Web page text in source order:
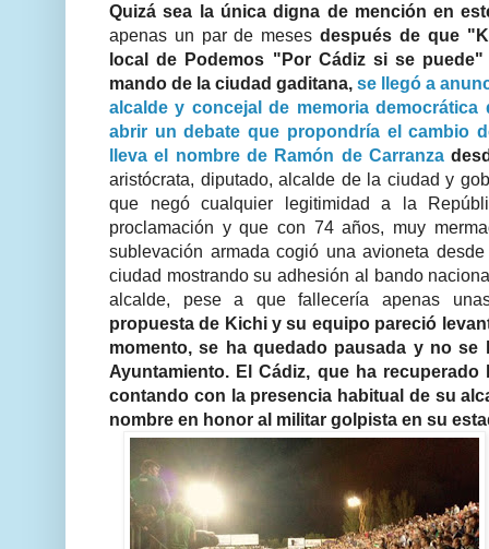
Quizá sea la única digna de mención en
apenas un par de mesesdespués de que
local de Podemos "Por Cádiz si se
mando de la ciudad gaditana, se llegó a
alcalde y concejal de memoria democrática
abrir un debate que propondría el cambio
lleva el nombre de Ramón de Carranza
aristócrata, diputado, alcalde de la ciudad y
que negó cualquier legitimidad a la
proclamación y que con 74 años, muy
sublevación armada cogió una avioneta
ciudad mostrando su adhesión al bando
alcalde, pese a que fallecería apenas
propuesta de Kichi y su equipo pareció
momento, se ha quedado pausada y no se
Ayuntamiento. El Cádiz, que ha
contando con la presencia habitual de su
nombre en honor al militar golpista en su